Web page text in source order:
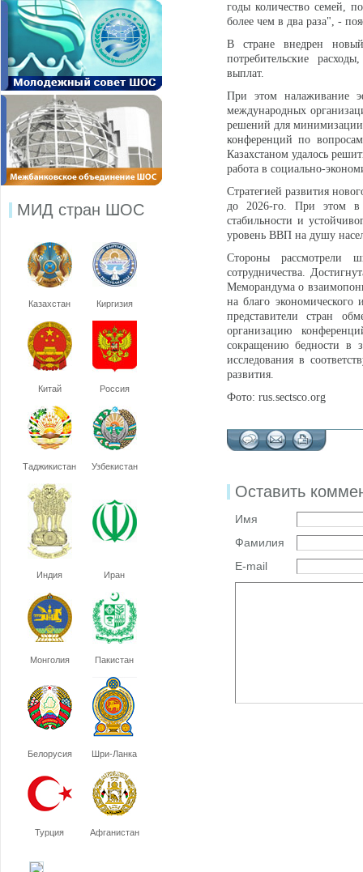
МИД стран ШОС
Казахстан Киргизия
Китай Россия
Таджикистан Узбекистан
Индия Иран
Монголия Пакистан
Белорусия Шри-Ланка
Турция Афганистан
годы количество семей,
более чем в два раза", -
В стране внедрен
потребительские
выплат.
При этом налаживание
международных
решений для минимизации
конференций по
Казахстаном удалось
работа в социально-
Стратегией развития
до 2026-го. При этом в
стабильности и
уровень ВВП на душу
Стороны рассмотрели
сотрудничества.
Меморандума о
на благо
представители стран
организацию
сокращению бедности в
исследования в
развития.
Фото: rus.sectsco.org
Оставить
Имя
Фамилия
E-mail